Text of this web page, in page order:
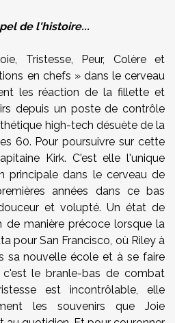
de l'histoire...
Tristesse, Peur, Colère et
en chefs » dans le cerveau
les réaction de la fillette et
depuis un poste de contrôle
high-tech désuète de la
60. Pour poursuivre sur cette
Kirk. C'est elle l'unique
principale dans le cerveau de
années dans ce bas
et volupté. Un état de
de manière précoce lorsque la
pour San Francisco, où Riley à
sa nouvelle école et à se faire
c'est le branle-bas de combat
est incontrôlable, elle
les souvenirs que Joie